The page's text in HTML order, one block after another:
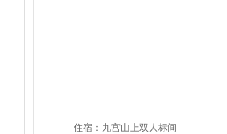
住宿：九宫山上双人标间